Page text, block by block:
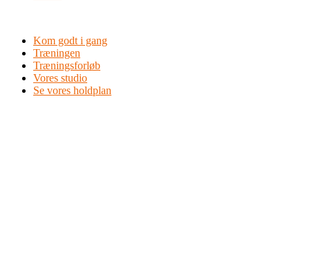
Kom godt i gang
Træningen
Træningsforløb
Vores studio
Se vores holdplan